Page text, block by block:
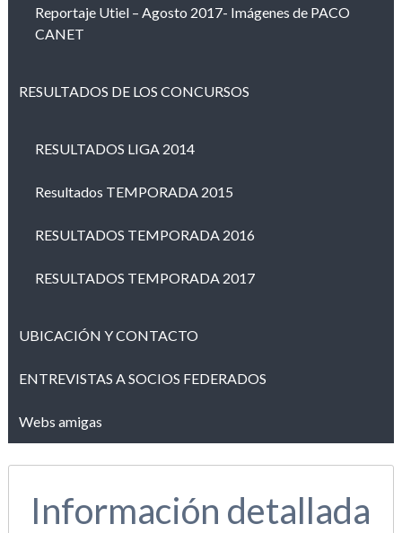
Reportaje Utiel – Agosto 2017- Imágenes de PACO
CANET
RESULTADOS DE LOS CONCURSOS
RESULTADOS LIGA 2014
Resultados TEMPORADA 2015
RESULTADOS TEMPORADA 2016
RESULTADOS TEMPORADA 2017
UBICACIÓN Y CONTACTO
ENTREVISTAS A SOCIOS FEDERADOS
Webs amigas
Información detallada